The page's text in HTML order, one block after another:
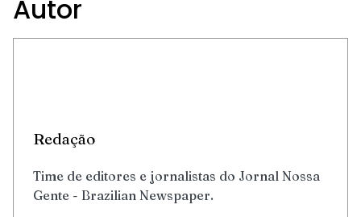
Autor
Redação
Time de editores e jornalistas do Jornal Nossa
Gente - Brazilian Newspaper.